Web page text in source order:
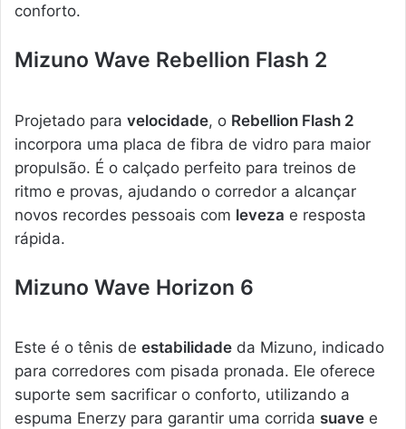
conforto.
Mizuno Wave Rebellion Flash 2
Projetado para velocidade, o Rebellion Flash 2
incorpora uma placa de fibra de vidro para maior
propulsão. É o calçado perfeito para treinos de
ritmo e provas, ajudando o corredor a alcançar
novos recordes pessoais com leveza e resposta
rápida.
Mizuno Wave Horizon 6
Este é o tênis de estabilidade da Mizuno, indicado
para corredores com pisada pronada. Ele oferece
suporte sem sacrificar o conforto, utilizando a
espuma Enerzy para garantir uma corrida suave e